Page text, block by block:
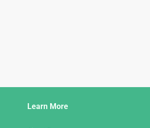
Learn More